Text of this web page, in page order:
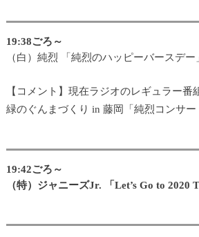
19:38ごろ～
（白）純烈 「純烈のハッピーバースデー
【コメント】現在ラジオのレギュラー番
緑のぐんまづくり in 藤岡「純烈コンサー
19:42ごろ～
（特）ジャニーズJr. 「Let’s Go to 2020